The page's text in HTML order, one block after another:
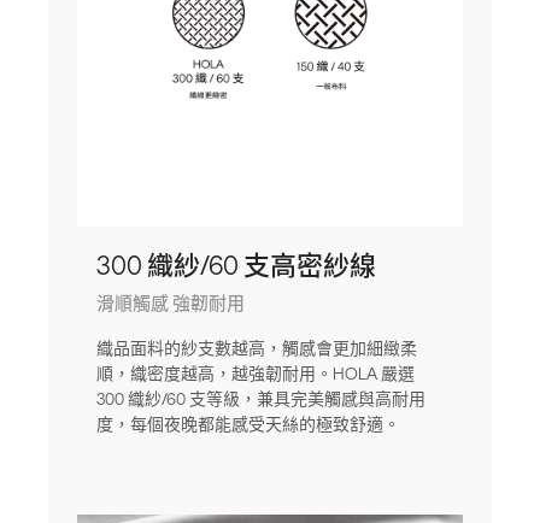
300 織紗/60 支高密紗線
滑順觸感 強韌耐用
織品面料的紗支數越高，觸感會更加細緻柔
順，織密度越高，越強韌耐用。HOLA 嚴選
300 織紗/60 支等級，兼具完美觸感與高耐用
度，每個夜晚都能感受天絲的極致舒適。